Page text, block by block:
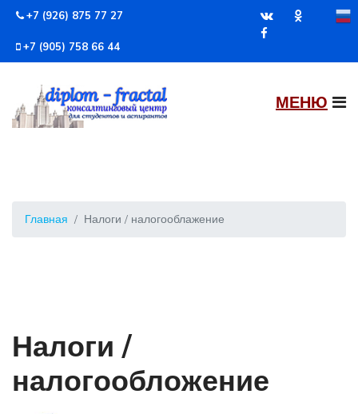
+7 (926) 875 77 27
+7 (905) 758 66 44
Главная Налоги / налогооблажение
Налоги /
налогообложение